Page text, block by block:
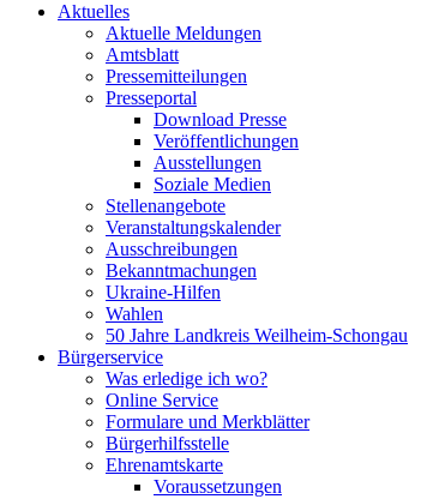
Aktuelles
Aktuelle Meldungen
Amtsblatt
Pressemitteilungen
Presseportal
Download Presse
Veröffentlichungen
Ausstellungen
Soziale Medien
Stellenangebote
Veranstaltungskalender
Ausschreibungen
Bekanntmachungen
Ukraine-Hilfen
Wahlen
50 Jahre Landkreis Weilheim-Schongau
Bürgerservice
Was erledige ich wo?
Online Service
Formulare und Merkblätter
Bürgerhilfsstelle
Ehrenamtskarte
Voraussetzungen